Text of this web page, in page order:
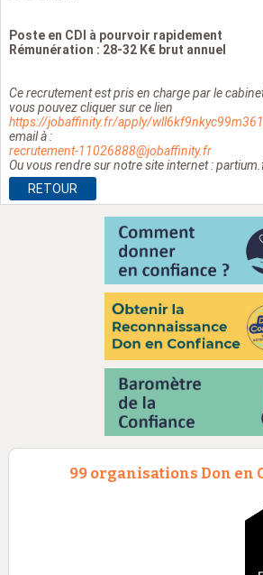
Poste en CDI à pourvoir rapidement
Rémunération : 28-32 K€ brut annuel
Ce recrutement est pris en charge par le
vous pouvez cliquer sur ce lien
https://jobaffinity.fr/apply/
email à :
recrutement-11026888@jobaffinity.fr
Ou vous rendre sur notre site internet :
RETOUR
99 organisations Don en